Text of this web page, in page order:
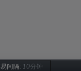
间隔: 10分钟